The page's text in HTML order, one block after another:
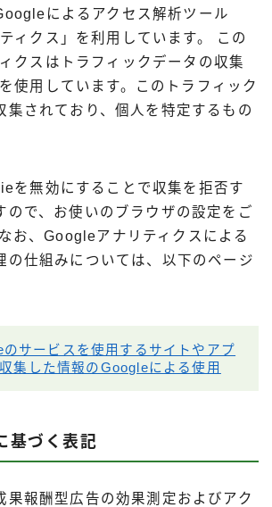
によるアクセス解析ツール
ィクス」を利用しています。 この
クスはトラフィックデータの収集
使用しています。このトラフィック
集されており、個人を特定するもの
を無効にすることで収集を拒否す
ので、お使いのブラウザの設定をご
お、Googleアナリティクスによる
の仕組みについては、以下のページ
サービスを使用するサイトやアプ
集した情報のGoogleによる使用
基づく表記
果報酬型広告の効果測定およびアク